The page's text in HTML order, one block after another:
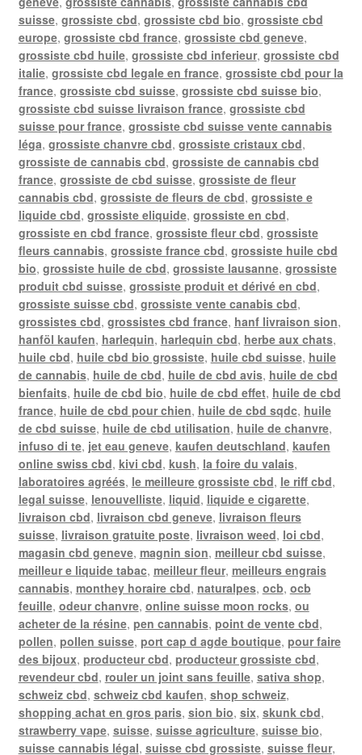
suisse, grossiste cbd, grossiste cbd bio, grossiste cbd
europe, grossiste cbd france, grossiste cbd geneve,
grossiste cbd huile, grossiste cbd inferieur, grossiste cbd
italie, grossiste cbd legale en france, grossiste cbd pour la
france, grossiste cbd suisse, grossiste cbd suisse bio,
grossiste cbd suisse livraison france, grossiste cbd
suisse pour france, grossiste cbd suisse vente cannabis
léga, grossiste chanvre cbd, grossiste cristaux cbd,
grossiste de cannabis cbd, grossiste de cannabis cbd
france, grossiste de cbd suisse, grossiste de fleur
cannabis cbd, grossiste de fleurs de cbd, grossiste e
liquide cbd, grossiste eliquide, grossiste en cbd,
grossiste en cbd france, grossiste fleur cbd, grossiste
fleurs cannabis, grossiste france cbd, grossiste huile cbd
bio, grossiste huile de cbd, grossiste lausanne, grossiste
produit cbd suisse, grossiste produit et dérivé en cbd,
grossiste suisse cbd, grossiste vente canabis cbd,
grossistes cbd, grossistes cbd france, hanf livraison sion,
hanföl kaufen, harlequin, harlequin cbd, herbe aux chats,
huile cbd, huile cbd bio grossiste, huile cbd suisse, huile
de cannabis, huile de cbd, huile de cbd avis, huile de cbd
bienfaits, huile de cbd bio, huile de cbd effet, huile de cbd
france, huile de cbd pour chien, huile de cbd sqdc, huile
de cbd suisse, huile de cbd utilisation, huile de chanvre,
infuso di te, jet eau geneve, kaufen deutschland, kaufen
online swiss cbd, kivi cbd, kush, la foire du valais,
laboratoires agréés, le meilleure grossiste cbd, le riff cbd,
legal suisse, lenouvelliste, liquid, liquide e cigarette,
livraison cbd, livraison cbd geneve, livraison fleurs
suisse, livraison gratuite poste, livraison weed, loi cbd,
magasin cbd geneve, magnin sion, meilleur cbd suisse,
meilleur e liquide tabac, meilleur fleur, meilleurs engrais
cannabis, monthey horaire cbd, naturalpes, ocb, ocb
feuille, odeur chanvre, online suisse moon rocks, ou
acheter de la résine, pen cannabis, point de vente cbd,
pollen, pollen suisse, port cap d agde boutique, pour faire
des bijoux, producteur cbd, producteur grossiste cbd,
revendeur cbd, rouler un joint sans feuille, sativa shop,
schweiz cbd, schweiz cbd kaufen, shop schweiz,
shopping achat en gros paris, sion bio, six, skunk cbd,
strawberry vape, suisse, suisse agriculture, suisse bio,
suisse cannabis légal, suisse cbd grossiste, suisse fleur,